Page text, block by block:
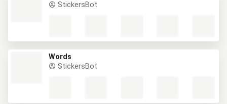
StickersBot
Words
StickersBot